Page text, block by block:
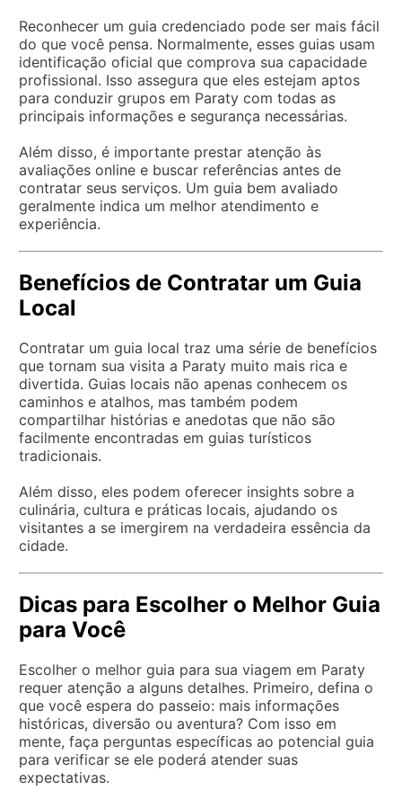
Reconhecer um guia credenciado pode ser mais fácil
do que você pensa. Normalmente, esses guias usam
identificação oficial que comprova sua capacidade
profissional. Isso assegura que eles estejam aptos
para conduzir grupos em Paraty com todas as
principais informações e segurança necessárias.
Além disso, é importante prestar atenção às
avaliações online e buscar referências antes de
contratar seus serviços. Um guia bem avaliado
geralmente indica um melhor atendimento e
experiência.
Benefícios de Contratar um Guia
Local
Contratar um guia local traz uma série de benefícios
que tornam sua visita a Paraty muito mais rica e
divertida. Guias locais não apenas conhecem os
caminhos e atalhos, mas também podem
compartilhar histórias e anedotas que não são
facilmente encontradas em guias turísticos
tradicionais.
Além disso, eles podem oferecer insights sobre a
culinária, cultura e práticas locais, ajudando os
visitantes a se imergirem na verdadeira essência da
cidade.
Dicas para Escolher o Melhor Guia
para Você
Escolher o melhor guia para sua viagem em Paraty
requer atenção a alguns detalhes. Primeiro, defina o
que você espera do passeio: mais informações
históricas, diversão ou aventura? Com isso em
mente, faça perguntas específicas ao potencial guia
para verificar se ele poderá atender suas
expectativas.